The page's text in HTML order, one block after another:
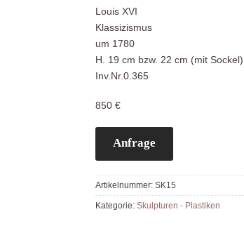
Louis XVI
Klassizismus
um 1780
H. 19 cm bzw. 22 cm (mit Sockel)
Inv.Nr.0.365
850 €
Anfrage
Artikelnummer: SK15
Kategorie: Skulpturen - Plastiken